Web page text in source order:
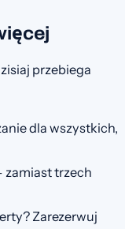
przebiega
dla wszystkich,
zamiast trzech
Zarezerwuj